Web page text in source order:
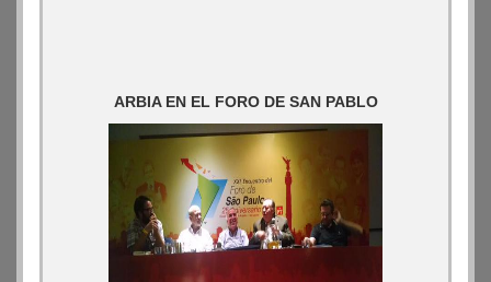
ARBIA EN EL FORO DE SAN PABLO